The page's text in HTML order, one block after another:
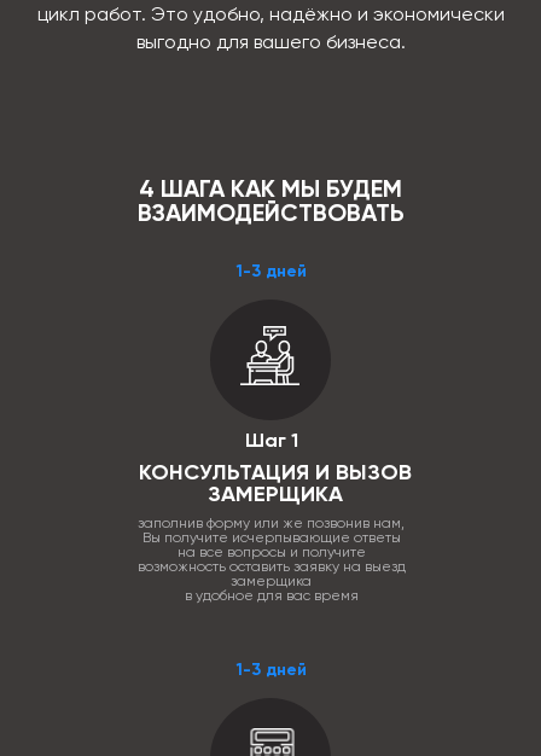
цикл работ. Это удобно, надёжно и экономически
выгодно для вашего бизнеса.
4 ШАГА КАК МЫ БУДЕМ
ВЗАИМОДЕЙСТВОВАТЬ
1-3 дней
1-3 дней
Шаг 1
КОНСУЛЬТАЦИЯ И ВЫЗОВ
ЗАМЕРЩИКА
заполнив форму или же позвонив нам,
Вы получите исчерпывающие ответы
на все вопросы и получите
возможность оставить заявку на выезд
замерщика
в удобное для вас время